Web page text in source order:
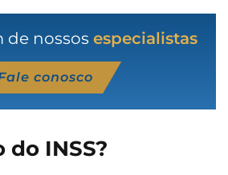
de nossos especialistas
conosco
do INSS?